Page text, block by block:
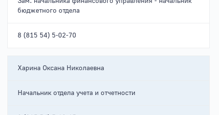
бюджетного отдела
8 (815 54) 5-02-70
Харина Оксана Николаевна
Начальник отдела учета и отчетности